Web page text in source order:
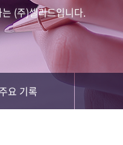
(주)셀리드입니다.
요 기록